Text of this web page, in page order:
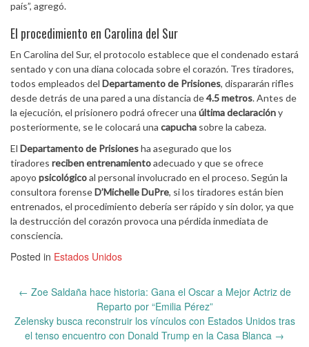
país”, agregó.
El procedimiento en Carolina del Sur
En Carolina del Sur, el protocolo establece que el condenado estará
sentado y con una diana colocada sobre el corazón. Tres tiradores,
todos empleados del Departamento de Prisiones, dispararán rifles
desde detrás de una pared a una distancia de4.5 metros. Antes de
la ejecución, el prisionero podrá ofrecer una última declaracióny
posteriormente, se le colocará una capucha sobre la cabeza.
El Departamento de Prisionesha asegurado que los
tiradores reciben entrenamientoadecuado y que se ofrece
apoyo psicológicoal personal involucrado en el proceso. Según la
consultora forenseD’Michelle DuPre, si los tiradores están bien
entrenados, el procedimiento debería ser rápido y sin dolor, ya que
la destrucción del corazón provoca una pérdida inmediata de
consciencia.
Posted in Estados Unidos
Post
← Zoe Saldaña hace historia: Gana el Oscar a Mejor Actriz de
Reparto por “Emilia Pérez”
Zelensky busca reconstruir los vínculos con Estados Unidos tras
el tenso encuentro con Donald Trump en la Casa Blanca →